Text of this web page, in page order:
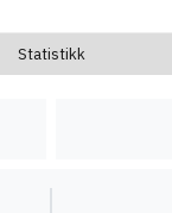
Statistikk